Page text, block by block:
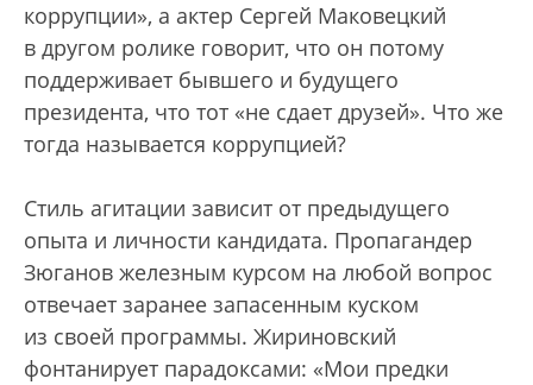
коррупции», а актер Сергей Маковецкий
в другом ролике говорит, что он потому
поддерживает бывшего и будущего
президента, что тот «не сдает друзей». Что же
тогда называется коррупцией?
Стиль агитации зависит от предыдущего
опыта и личности кандидата. Пропагандер
Зюганов железным курсом на любой вопрос
отвечает заранее запасенным куском
из своей программы. Жириновский
фонтанирует парадоксами: «Мои предки